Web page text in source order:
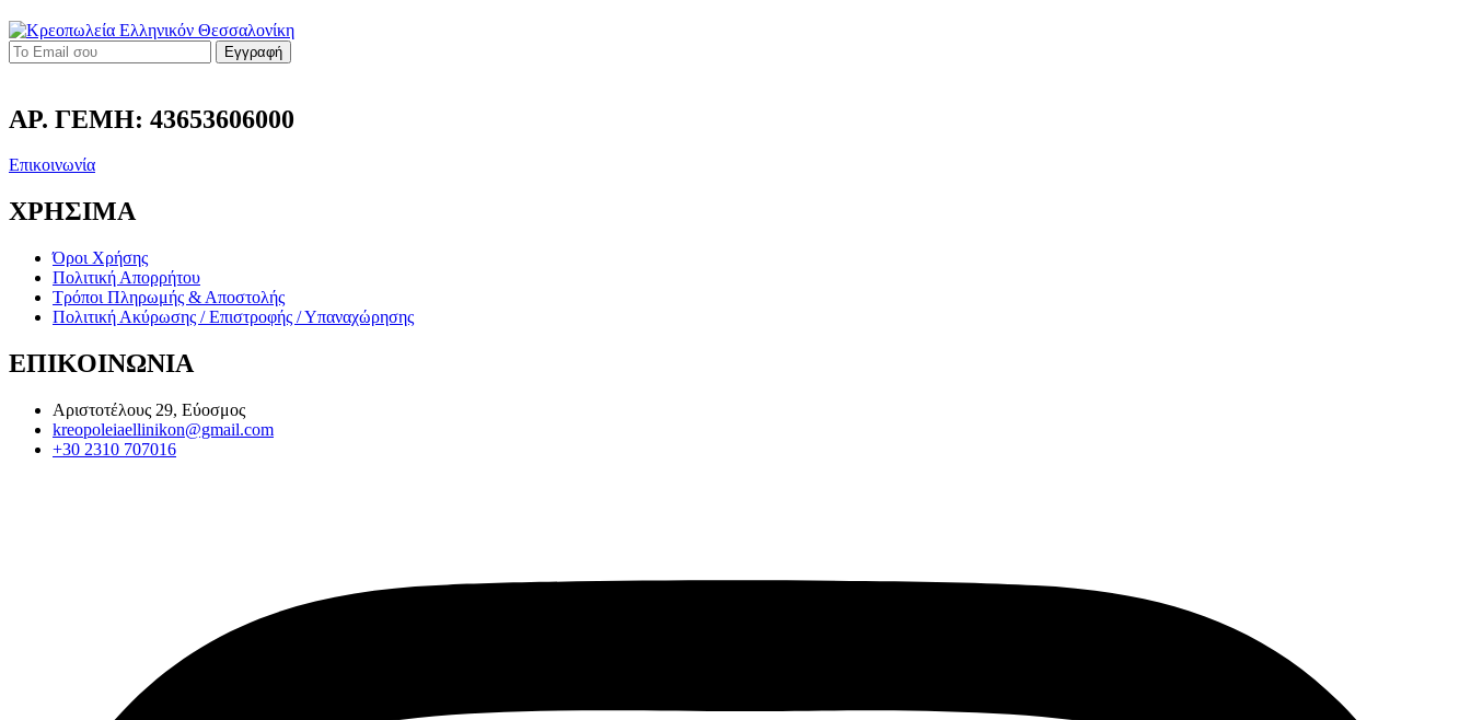
Εγγραφή
ΑΡ. ΓΕΜΗ: 43653606000
Επικοινωνία
ΧΡΗΣΙΜΑ
Όροι Χρήσης
Πολιτική Απορρήτου
Τρόποι Πληρωμής & Αποστολής
Πολιτική Ακύρωσης / Επιστροφής / Υπαναχώρησης
ΕΠΙΚΟΙΝΩΝΙΑ
Αριστοτέλους 29, Εύοσμος
kreopoleiaellinikon@gmail.com
+30 2310 707016